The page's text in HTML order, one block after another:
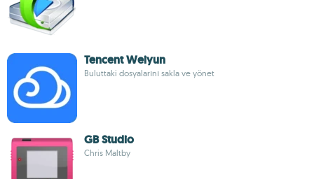
Tencent Weiyun
Buluttaki dosyalarını sakla ve yönet
GB Studio
Chris Maltby